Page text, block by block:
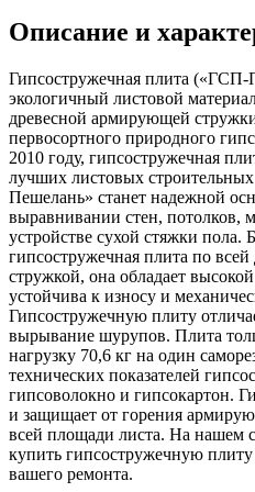
Описание и
Гипсостружечная плита
экологичный листовой
древесной армирующей
первосортного природного
2010 году, гипсостружечная
лучших листовых
Пешелань» станет надежной
выравнивании стен, потолков,
устройстве сухой стяжки пола.
гипсостружечная плита по
стружкой, она обладает
устойчива к износу и
Гипсостружечную плиту
вырывание шурупов. Плита
нагрузку 70,6 кг на один
технических показателей
гипсоволокно и гипсокартон.
и защищает от горения
всей площади листа. На нашем
купить гипсостружечную
вашего ремонта.